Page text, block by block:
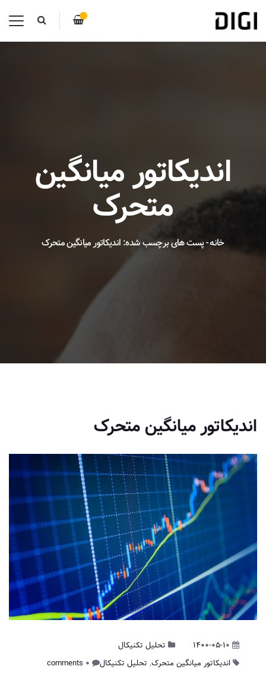
اندیکاتور میانگین
متحرک
خانه-پست های برچسب شده: اندیکاتور میانگین متحرک
اندیکاتور میانگین متحرک
1400-05-10
تحلیل تکنیکال
اندیکاتور میانگین متحرک, تحلیل تکنیکال 0 comments